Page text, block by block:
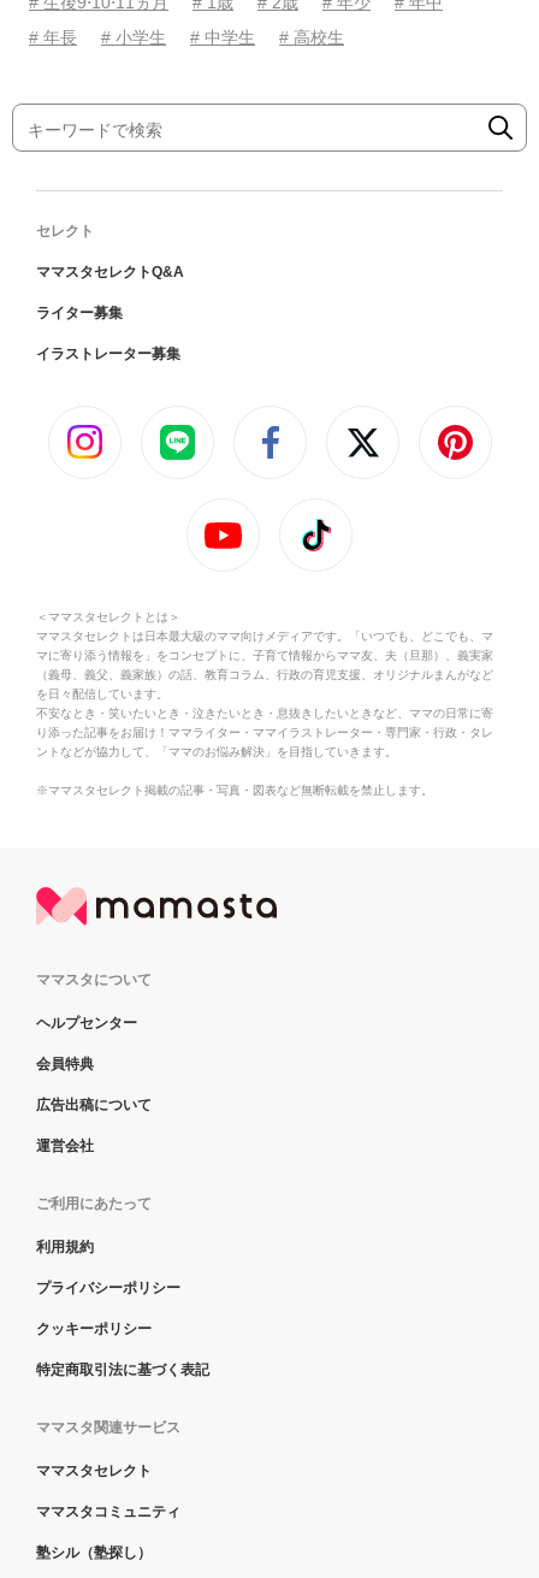
# 年長
# 小学生 # 中学生 # 高校生
セレクト
ママスタセレクトQ&A
ライター募集
イラストレーター募集
＜ママスタセレクトとは＞
ママスタセレクトは日本最大級のママ向けメディアです。「いつでも、どこでも、マ
マに寄り添う情報を」をコンセプトに、子育て情報からママ友、夫（旦那）、義実家
（義母、義父、義家族）の話、教育コラム、行政の育児支援、オリジナルまんがなど
を日々配信しています。
不安なとき・笑いたいとき・泣きたいとき・息抜きしたいときなど、ママの日常に寄
り添った記事をお届け！ママライター・ママイラストレーター・専門家・行政・タレ
ントなどが協力して、「ママのお悩み解決」を目指していきます。
※ママスタセレクト掲載の記事・写真・図表など無断転載を禁止します。
ママスタについて
ヘルプセンター
会員特典
広告出稿について
運営会社
ご利用にあたって
利用規約
プライバシーポリシー
クッキーポリシー
特定商取引法に基づく表記
ママスタ関連サービス
ママスタセレクト
ママスタコミュニティ
塾シル（塾探し）